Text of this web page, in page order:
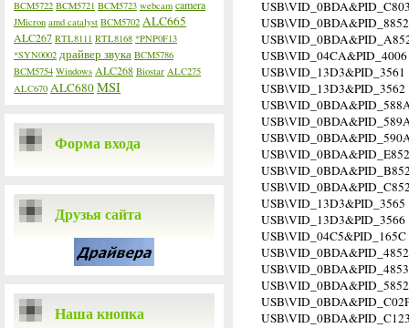
BCM5722 BCM5721 BCM5723 webcam camera
JMicron amd catalyst BCM5702 ALC665
ALC267 RTL8111 RTL8168 *PNP0F13
*SYN0002 драйвер звука BCM5786
BCM5754 Windows ALC268 Biostar ALC275
ALC670 ALC680MSI
Форма входа
Друзья сайта
Наша кнопка
USB\VID_04CA&PID_4006
USB\VID_13D3&PID_3561
USB\VID_13D3&PID_3562
USB\VID_13D3&PID_3565
USB\VID_13D3&PID_3566